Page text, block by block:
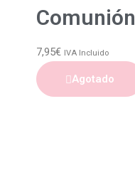
Comunión
7,95€ IVA Incluido
Agotado